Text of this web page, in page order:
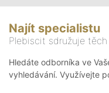
Najít specialistu
Plebiscit sdružuje
Hledáte odborníka ve
vyhledávání. Využívejte